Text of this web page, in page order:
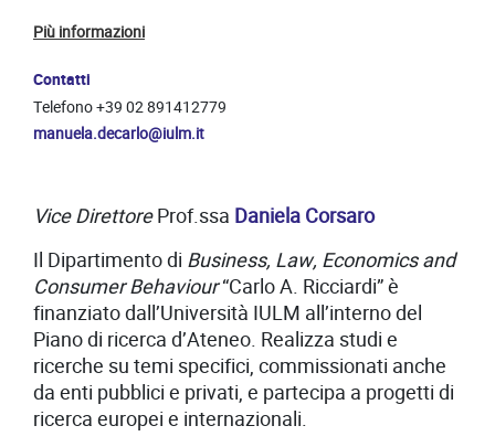
Più informazioni
Contatti
Telefono +39 02 891412779
manuela.decarlo@iulm.it
Vice DirettoreProf.ssa Daniela Corsaro
Il Dipartimento di Business, Law, Economics and
Consumer Behaviour“Carlo A. Ricciardi” è
finanziato dall’Università IULM all’interno del
Piano di ricerca d’Ateneo. Realizza studi e
ricerche su temi specifici, commissionati anche
da enti pubblici e privati, e partecipa a progetti di
ricerca europei e internazionali.